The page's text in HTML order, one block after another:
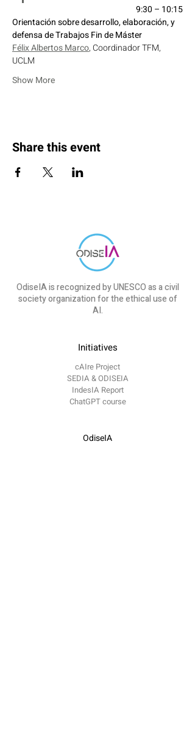
9:30 – 10:15
Orientación sobre desarrollo, elaboración, y
defensa de Trabajos Fin de Máster
Félix Albertos Marco, Coordinador TFM,
UCLM
Show More
Share this event
OdiseIA is recognized by UNESCO as a civil
society organization for the ethical use of
AI.
Initiatives
cAIre Project
SEDIA & ODISEIA
IndesIA Report
ChatGPT course
OdiseIA